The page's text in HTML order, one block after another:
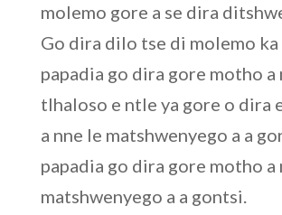
molemo gore a se dira
Go dira dilo tse di molemo ka
papadia go dira gore motho a
tlhaloso e ntle ya gore o dira
a nne le matshwenyego a a
papadia go dira gore motho a
matshwenyego a a gontsi.